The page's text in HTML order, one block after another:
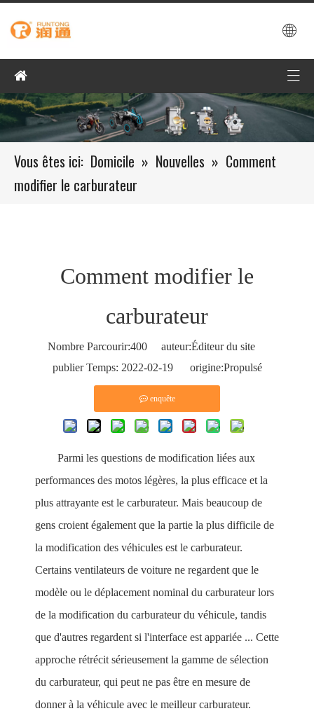
Vous êtes ici: Domicile » Nouvelles » Comment
modifier le carburateur
Comment modifier le
carburateur
Nombre Parcourir:400 auteur:Éditeur du site
publier Temps: 2022-02-19 origine:Propulsé
enquête
Parmi les questions de modification liées aux
performances des motos légères, la plus efficace et la
plus attrayante est le carburateur. Mais beaucoup de
gens croient également que la partie la plus difficile de
la modification des véhicules est le carburateur.
Certains ventilateurs de voiture ne regardent que le
modèle ou le déplacement nominal du carburateur lors
de la modification du carburateur du véhicule, tandis
que d'autres regardent si l'interface est appariée ... Cette
approche rétrécit sérieusement la gamme de sélection
du carburateur, qui peut ne pas être en mesure de
donner à la véhicule avec le meilleur carburateur.